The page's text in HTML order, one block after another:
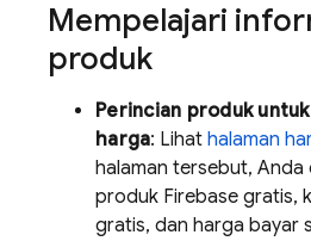
Mempelajari
produk
Perincian produk
harga: Lihathalaman
halaman tersebut, Anda
produk Firebase gratis,
gratis, dan harga bayar